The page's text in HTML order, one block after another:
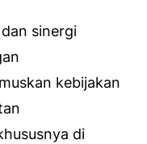
sinergi
kebijakan
di